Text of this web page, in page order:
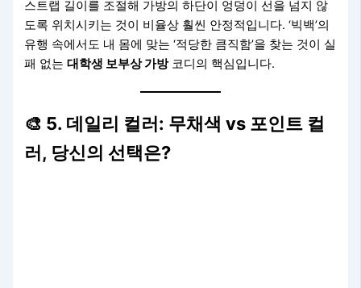
스트랩 길이를 조절해 가방의 하단이 엉덩이 선을 넘지 않
도록 위치시키는 것이 비율상 훨씬 안정적입니다. ‘빅백’의
유행 속에서도 내 몸에 맞는 ‘적당한 큼직함’을 찾는 것이 실
패 없는대학생 보부상 가방코디의 핵심입니다.
🎨 5. 데일리 컬러: 무채색 vs 포인트 컬
러, 당신의 선택은?